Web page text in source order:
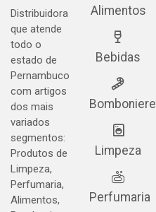
Distribuidora
que atende
todo o
estado de
Pernambuco
com artigos
dos mais
variados
segmentos:
Produtos de
Limpeza,
Perfumaria,
Alimentos,
Alimentos
Bebidas
Bomboniere
Limpeza
Perfumaria